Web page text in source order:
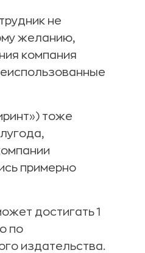
не
желанию,
компания
тоже
примерно
достигать 1
по
издательства.